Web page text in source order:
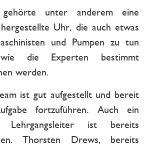
gehörte unter anderem eine
Uhr, die auch etwas
und Pumpen zu tun
die Experten bestimmt
werden.
ist gut aufgestellt und bereit
fortzuführen. Auch ein
Lehrgangsleiter ist bereits
Thorsten Drews, bereits